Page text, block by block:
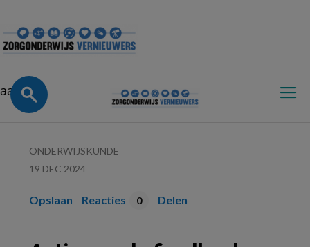
aa
ONDERWIJSKUNDE
19 DEC 2024
Opslaan Reacties 0 Delen